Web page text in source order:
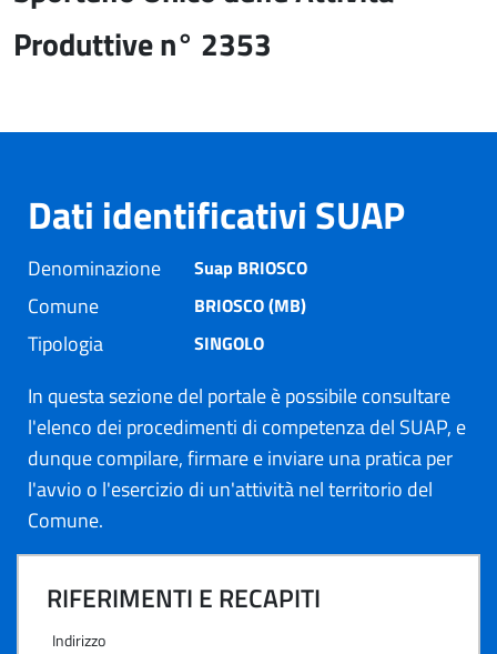
Produttive n° 2353
Dati identificativi SUAP
Denominazione Suap BRIOSCO
Comune BRIOSCO (MB)
Tipologia SINGOLO
In questa sezione del portale è possibile consultare
l'elenco dei procedimenti di competenza del SUAP, e
dunque compilare, firmare e inviare una pratica per
l'avvio o l'esercizio di un'attività nel territorio del
Comune.
RIFERIMENTI E RECAPITI
Indirizzo